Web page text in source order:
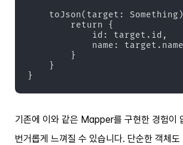
toJson(target:
        return {
            id: target.id,
            name: target.name
        }
    }
}
기존에 이와 같은 Mapper를 구현한 경험이
번거롭게 느껴질 수 있습니다. 단순한 객체도